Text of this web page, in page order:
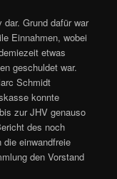
Grund dafür war
Einnahmen, wobei
etwas
geschuldet war.
Schmidt
konnte
zur JHV genauso
des noch
die einwandfreie
den Vorstand